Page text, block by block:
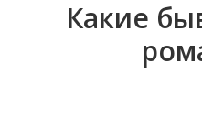
Какие